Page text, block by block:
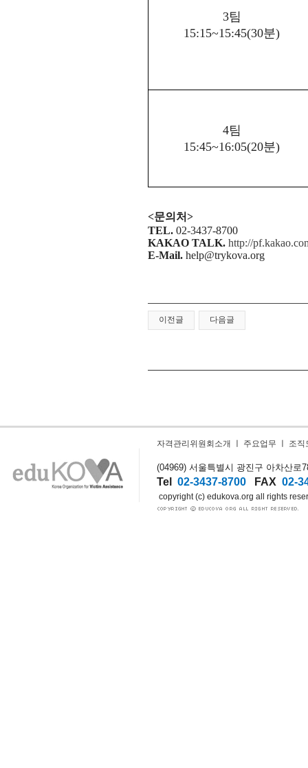
3팀
15:15~15:45(30분)
4팀
15:45~16:05(20분)
<문의처>
TEL. 02-3437-8700
KAKAO TALK. http://
E-Mail. help@trykova.org
이전글 다음글
자격관리위원회소개 주요업무 조직
(04969) 서울특별시 광진구 아차산로
Tel 02-3437-8700 FAX 02-
copyright (c) edukova.org all rights